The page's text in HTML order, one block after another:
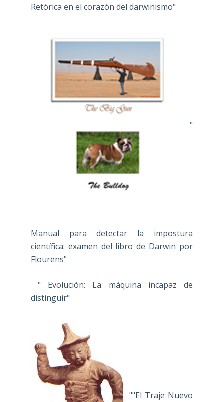
Retórica en el corazón del darwinismo"
"
Manual para detectar la impostura
científica: examen del libro de Darwin por
Flourens"
" Evolución: La máquina incapaz de
distinguir"
""El Traje Nuevo